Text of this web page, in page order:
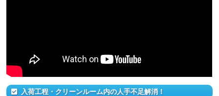
入荷工程・クリーンルーム内の人手不足解消！